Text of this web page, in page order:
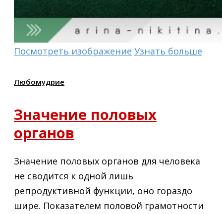
Посмотреть изображение Узнать больше
Любомудрие
Значение половых
органов
Значение половых органов для человека
не сводится к одной лишь
репродуктивной функции, оно гораздо
шире. Показателем половой грамотности